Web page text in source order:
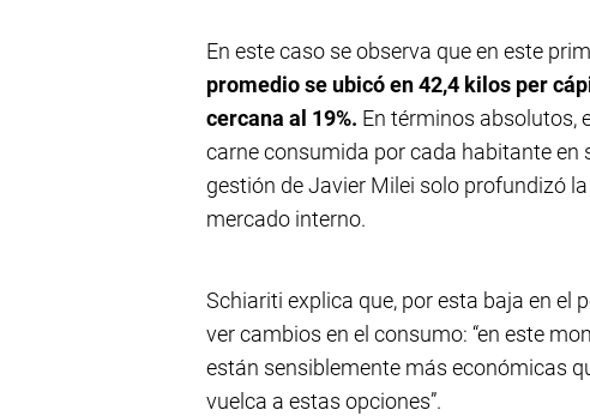
En este caso se observa que en este
promedio se ubicó en 42,4 kilos per
cercana al 19%. En términos absolutos,
carne consumida por cada habitante en
gestión de Javier Milei solo profundizó
mercado interno.
Schiariti explica que, por esta baja en el
ver cambios en el consumo: “en este
están sensiblemente más económicas
vuelca a estas opciones”.